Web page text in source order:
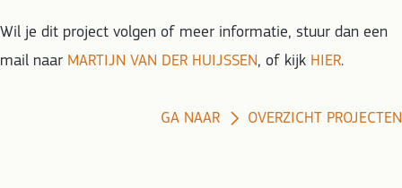
Wil je dit project volgen of meer informatie, stuur dan een
mail naar MARTIJN VAN DER HUIJSSEN, of kijk HIER.
GA NAAR OVERZICHT PROJECTEN